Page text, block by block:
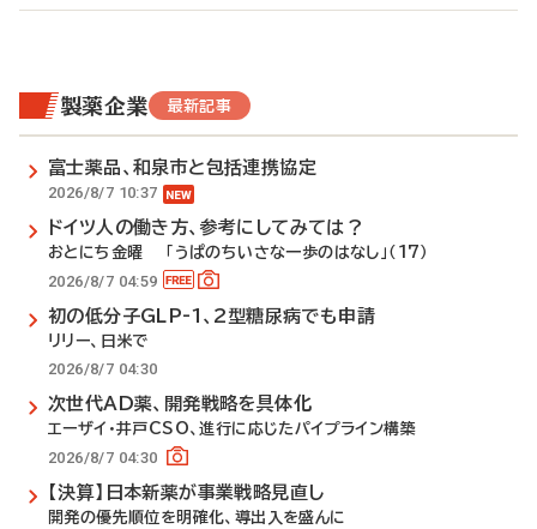
製薬企業 最新記事
富士薬品、和泉市と包括連携協定
2026/8/7 10:37
ドイツ人の働き方、参考にしてみては？
おとにち金曜 「うぱのちいさな一歩のはなし」（17）
2026/8/7 04:59
初の低分子GLP-1、2型糖尿病でも申請
リリー、日米で
2026/8/7 04:30
次世代AD薬、開発戦略を具体化
エーザイ・井戸CSO、進行に応じたパイプライン構築
2026/8/7 04:30
【決算】日本新薬が事業戦略見直し
開発の優先順位を明確化、導出入を盛んに